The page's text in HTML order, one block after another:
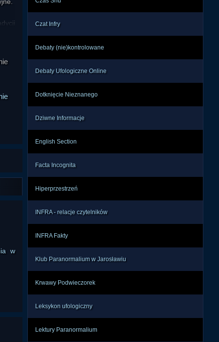
i
ale
w
Czat Infry
Debaty (nie)kontrolowane
Debaty Ufologiczne Online
Dotknięcie Nieznanego
Dziwne Informacje
English Section
Facta Incognita
Hiperprzestrzeń
INFRA - relacje czytelników
INFRA Fakty
Klub Paranormalium w Jarosławiu
Krwawy Podwieczorek
Leksykon ufologiczny
Lektury Paranormalium